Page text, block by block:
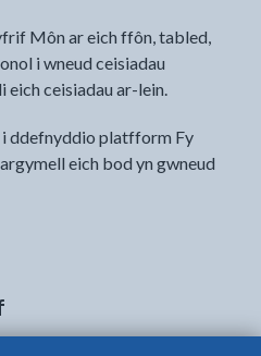
Môn ar eich ffôn, tabled,
i wneud ceisiadau
eich ceisiadau ar-lein.
ddefnyddio platfform Fy
eich bod yn gwneud